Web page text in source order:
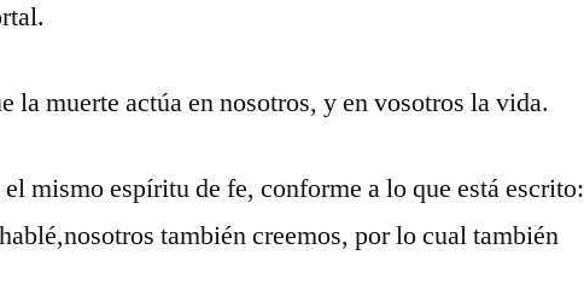
la muerte actúa en nosotros, y en vosotros la vida.
el mismo espíritu de fe, conforme a lo que está escrito:
también creemos, por lo cual también